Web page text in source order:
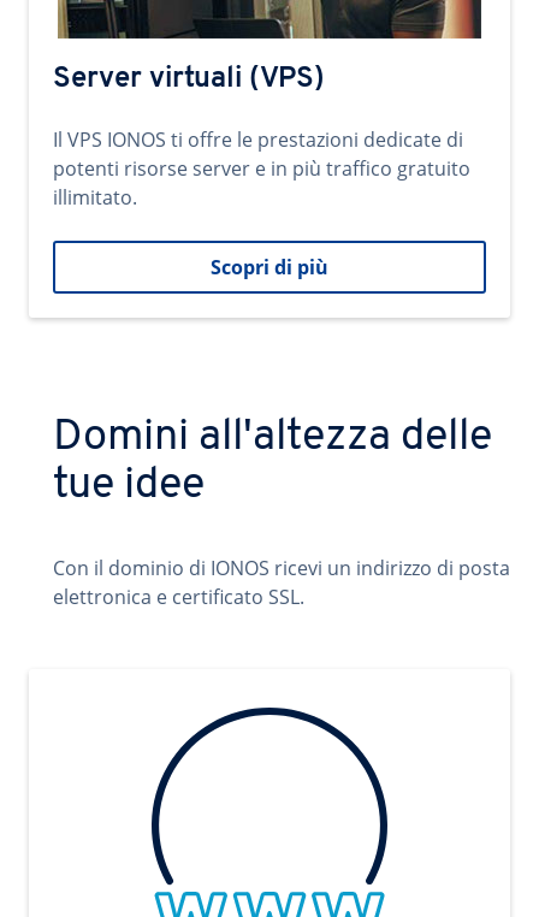
Server virtuali (VPS)
Il VPS IONOS ti offre le prestazioni dedicate di
potenti risorse server e in più traffico gratuito
illimitato.
Scopri di più
Domini all'altezza delle
tue idee
Con il dominio di IONOS ricevi un indirizzo di posta
elettronica e certificato SSL.